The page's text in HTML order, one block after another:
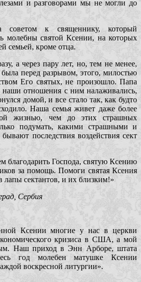
и разговорами мы не могли до
советом к священнику, который
молебны святой Ксении, на которых
семьей, кроме отца.
а через пару лет, но, тем не менее,
перед разрывом, этого, милостью
Его святых, не произошло. Папа
наши отношения с ним налаживались,
домой, и все стало так, как будто
Наша семья живет даже более
жизнью, чем до этих страшных
подумать, какими страшными и
последствия воздействия сект
благодарить Господа, святую Ксению
за помощь. Помоги святая Ксения
лапы сектантов, и их близким!»
Сербия
Ксении многие у нас в церкви
кризиса в США, а мой
Наш приход в Энн Арборе, штата
год молебен матушке Ксении
воскресной литургии».